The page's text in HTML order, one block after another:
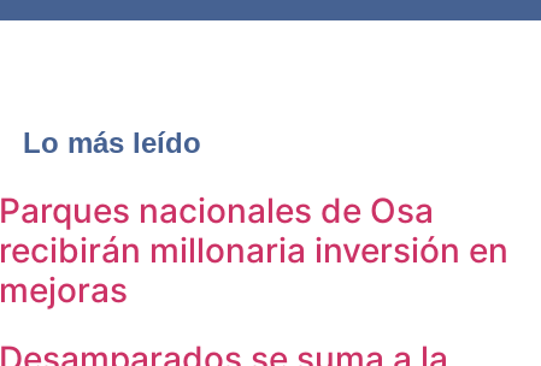
Lo más leído
Parques nacionales de Osa
recibirán millonaria inversión en
mejoras